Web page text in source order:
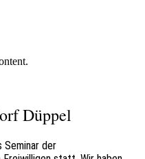
Düppel
Seminar der